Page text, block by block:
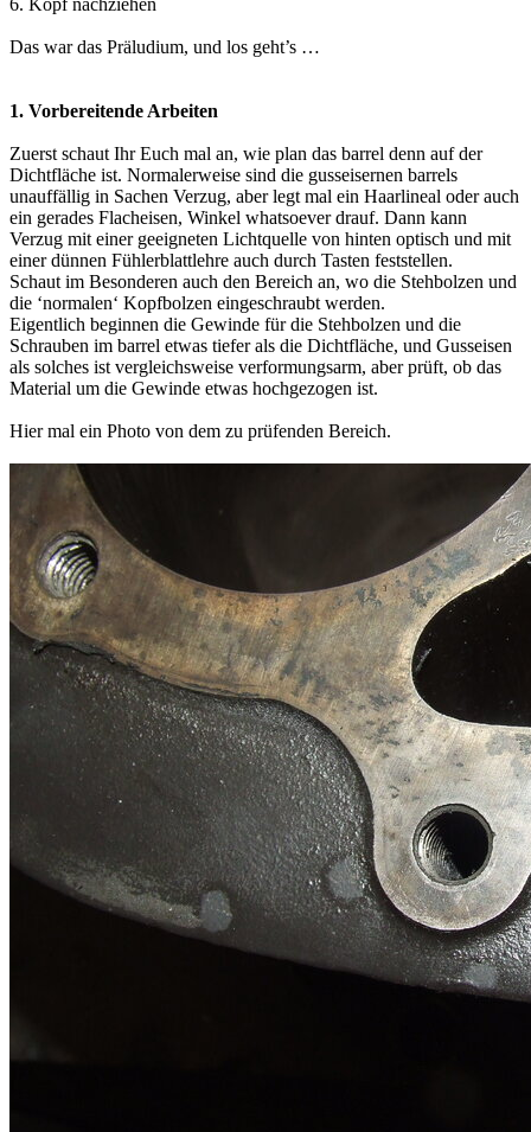
6. Kopf nachziehen
Das war das Präludium, und los geht’s …
1. Vorbereitende Arbeiten
Zuerst schaut Ihr Euch mal an, wie plan das barrel denn auf der
Dichtfläche ist. Normalerweise sind die gusseisernen barrels
unauffällig in Sachen Verzug, aber legt mal ein Haarlineal oder auch
ein gerades Flacheisen, Winkel whatsoever drauf. Dann kann
Verzug mit einer geeigneten Lichtquelle von hinten optisch und mit
einer dünnen Fühlerblattlehre auch durch Tasten feststellen.
Schaut im Besonderen auch den Bereich an, wo die Stehbolzen und
die ‘normalen‘ Kopfbolzen eingeschraubt werden.
Eigentlich beginnen die Gewinde für die Stehbolzen und die
Schrauben im barrel etwas tiefer als die Dichtfläche, und Gusseisen
als solches ist vergleichsweise verformungsarm, aber prüft, ob das
Material um die Gewinde etwas hochgezogen ist.
Hier mal ein Photo von dem zu prüfenden Bereich.